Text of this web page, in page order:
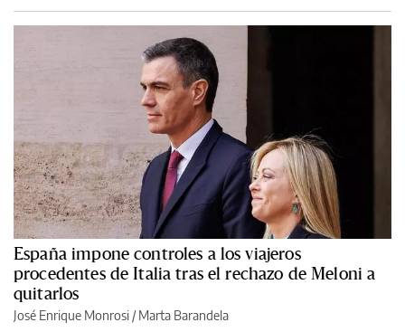
España impone controles a los viajeros
procedentes de Italia tras el rechazo de Meloni a
quitarlos
José Enrique Monrosi / Marta Barandela